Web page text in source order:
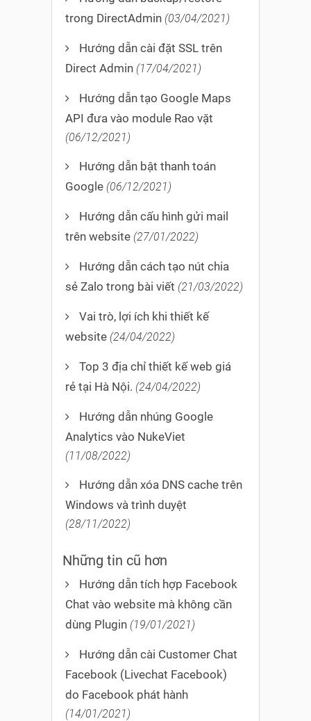
trong DirectAdmin (03/04/2021)
Hướng dẫn cài đặt SSL trên
Direct Admin (17/04/2021)
Hướng dẫn tạo Google Maps
API đưa vào module Rao vặt
(06/12/2021)
Hướng dẫn bật thanh toán
Google (06/12/2021)
Hướng dẫn cấu hình gửi mail
trên website (27/01/2022)
Hướng dẫn cách tạo nút chia
sẻ Zalo trong bài viết (21/03/2022)
Vai trò, lợi ích khi thiết kế
website (24/04/2022)
Top 3 địa chỉ thiết kế web giá
rẻ tại Hà Nội. (24/04/2022)
Hướng dẫn nhúng Google
Analytics vào NukeViet
(11/08/2022)
Hướng dẫn xóa DNS cache trên
Windows và trình duyệt
(28/11/2022)
Những tin cũ hơn
Hướng dẫn tích hợp Facebook
Chat vào website mà không cần
dùng Plugin (19/01/2021)
Hướng dẫn cài Customer Chat
Facebook (Livechat Facebook)
do Facebook phát hành
(14/01/2021)